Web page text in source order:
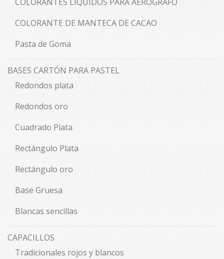
COLORANTES LÍQUIDOS PARA AERÓGRAFO
COLORANTE DE MANTECA DE CACAO
Pasta de Goma
BASES CARTÓN PARA PASTEL
Redondos plata
Redondos oro
Cuadrado Plata
Rectángulo Plata
Rectángulo oro
Base Gruesa
Blancas sencillas
CAPACILLOS
Tradicionales rojos y blancos